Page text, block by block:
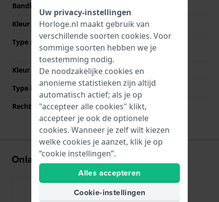
Bandbreedte bij sluiting
Kleur Band
Roségoud
Type sluiting
Vouwsluiting met
drukknoppen
Kleur sluiting
Roségoud
Type bevestiging
Bandpennen
Rechte bandaanzet
Nee
Onlangs bekeken
Uw privacy-instellingen
Horloge.nl maakt gebruik van
verschillende soorten cookies. Voor
sommige soorten hebben we je
toestemming nodig.
De noodzakelijke cookies en
anonieme statistieken zijn altijd
automatisch actief; als je op
"accepteer alle cookies" klikt,
accepteer je ook de optionele
cookies. Wanneer je zelf wilt kiezen
welke cookies je aanzet, klik je op
“cookie instellingen”.
Alles accepteren
Cookie-instellingen